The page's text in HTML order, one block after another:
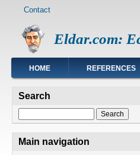
Footer
Contact
Eldar.com:
Main
navigation
HOME REFERENCES
Search
Main navigation